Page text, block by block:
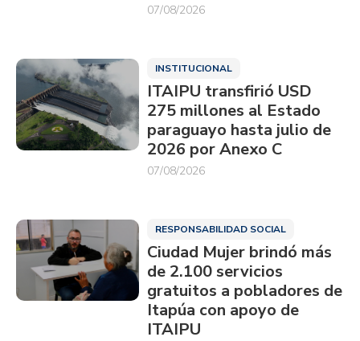
07/08/2026
INSTITUCIONAL
ITAIPU transfirió USD
275 millones al Estado
paraguayo hasta julio de
2026 por Anexo C
07/08/2026
RESPONSABILIDAD SOCIAL
Ciudad Mujer brindó más
de 2.100 servicios
gratuitos a pobladores de
Itapúa con apoyo de
ITAIPU